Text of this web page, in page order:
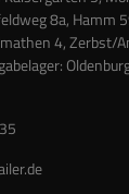
8a, Hamm
4, Zerbst/